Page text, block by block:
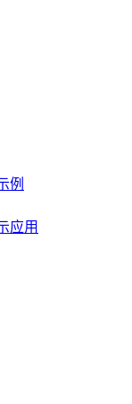
例
应用